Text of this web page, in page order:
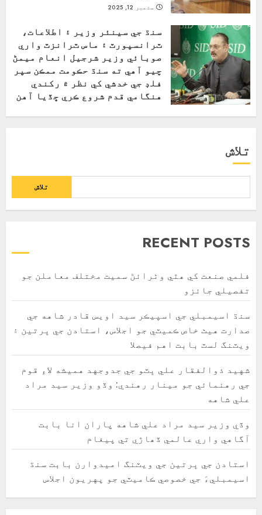
ستمبر 12, 2025
سنڌ جي سينئر وزير ۽ اطلاعات،
ٽرانسپورٽ ۽ ماس ٽرانزٽ واري
صوبائي وزير شرجيل انعام ميمڻ
چيو آهي ته سنڌ حڪومت ممڪن سپر
فلڊ جي خدشي کي نظر ۾ رکندي
هنگامي قدم شروع ڪري ڇڏيا آهن
تلاش
تلاش
RECENT POSTS
فلمي صنعت کي ھٿي وٺرائڻ سميت مختلف معاملن جو
تفصيلي جائزو
سنڌ اسيمبلي جي اسپيڪر سيد اويس قادر شاهه جي
صدارت هيٺ خاص ڪميٽي جو اجلاس، استادن جي ڀرتين ۽
ويٽنگ لسٽ بابت اهم فيصلا
شهيد ذوالفقار علي ڀٽو جي جدوجهد هميشه لاءِ قوم
جي رهنمائي جو مينار رهندي: وڏو وزير سيد مراد
علي شاهه
وڏي وزير سيد مراد علي شاهه پاران انا بابت
آگاهي واري عالمي ڏھاڙي تي پيغام
استادن جي ڀرتين جي ويٽنگ اميدوارن بابت سنڌ
اسيمبليءَ جي خصوصي ڪاميٽي جو پهريون اجلاس